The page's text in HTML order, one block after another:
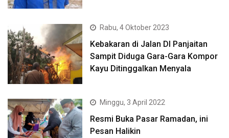
Rabu, 4 Oktober 2023
Kebakaran di Jalan DI Panjaitan
Sampit Diduga Gara-Gara Kompor
Kayu Ditinggalkan Menyala
Minggu, 3 April 2022
Resmi Buka Pasar Ramadan, ini
Pesan Halikin